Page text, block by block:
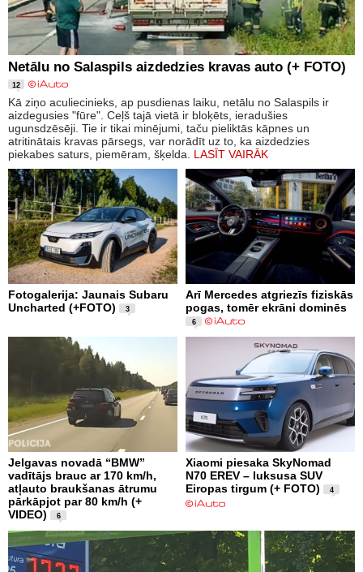
Netālu no Salaspils aizdedzies kravas auto (+ FOTO)
12
Kā ziņo aculiecinieks, ap pusdienas laiku, netālu no Salaspils ir
aizdegusies "fūre". Ceļš tajā vietā ir bloķēts, ieradušies
ugunsdzēsēji. Tie ir tikai minējumi, taču pieliktās kāpnes un
atritinātais kravas pārsegs, var norādīt uz to, ka aizdedzies
piekabes saturs, piemēram, šķelda. LASĪT VAIRĀK
Fotogalerija: Jaunais Subaru
Uncharted (+FOTO)
3
Arī Mercedes atgriezīs fiziskās
pogas, tomēr ekrāni dominēs
6
Jelgavas novadā “BMW”
vadītājs brauc ar 170 km/h,
atļauto braukšanas ātrumu
pārkāpjot par 80 km/h (+
VIDEO)
6
Xiaomi piesaka SkyNomad
N70 EREV – luksusa SUV
Eiropas tirgum (+ FOTO)
4